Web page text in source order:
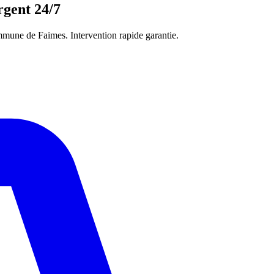
24/7
de Faimes. Intervention rapide garantie.